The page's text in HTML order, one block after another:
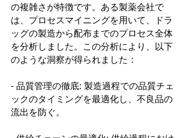
の複雑さが特徴です。ある製薬会社で
は、プロセスマイニングを用いて、ドラ
ッグの製造から配布までのプロセス全体
を分析しました。この分析により、以下
のような洞察が得られました：
- 品質管理の徹底: 製造過程での品質チェ
ックのタイミングを最適化し、不良品の
流出を防ぐ。